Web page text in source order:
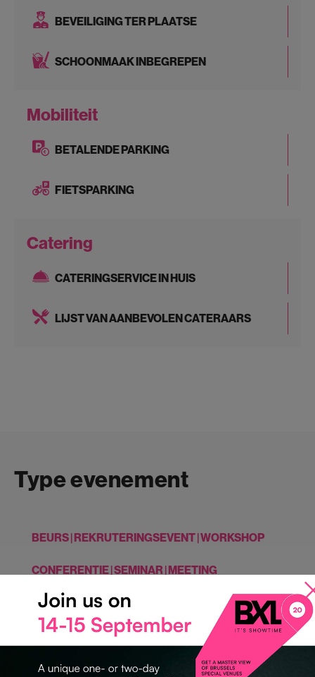
BEVEILIGING TER PLAATSE
SCHOONMAAK INBEGREPEN
Mobiliteit
BETALENDE PARKING
FIETSPARKING
Catering
CATERINGSERVICE IN HUIS
LIJST VAN AANBEVOLEN CATERAARS
Type evenement
BEURS | REKRUTERINGSEVENT | WORKSHOP
CONFERENTIE | SEMINAR | MEETING
INCENTIVE